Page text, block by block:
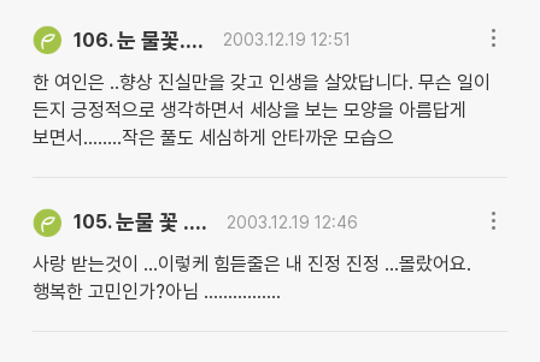
106.눈 물꽃.... 2003.12.19 12:51
한 여인은 ..향상 진실만을 갖고 인생을 살았답니다. 무슨 일이
든지 긍정적으로 생각하면서 세상을 보는 모양을 아름답게
보면서........작은 풀도 세심하게 안타까운 모습으
105.눈물 꽃 .... 2003.12.19 12:46
사랑 받는것이 ...이렇케 힘듣줄은 내 진정 진정 ...몰랐어요.
행복한 고민인가?아님 ................